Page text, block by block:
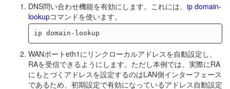
DNS問い合わせ機能を有効にします。これには、 ip domain-
lookupコマンドを使います。
WANポートeth1にリンクローカルアドレスを自動設定し、
RAを受信できるようにします。ただし本例では、実際にRA
にもとづくアドレスを設定するのはLAN側インターフェース
であるため、初期設定で有効になっているアドレス自動設定